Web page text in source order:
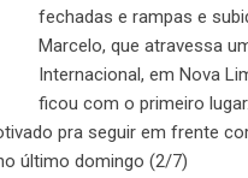
fechadas e rampas e
Marcelo, que atravessa
Internacional, em Nova
ficou com o primeiro lugar.
pra seguir em frente
último domingo (2/7)